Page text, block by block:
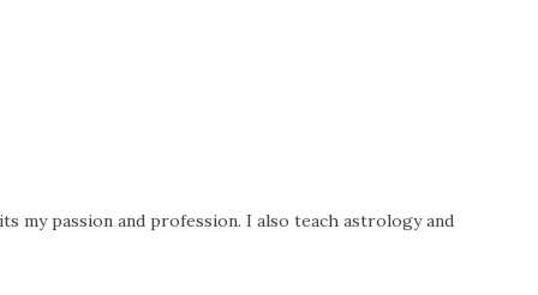
my passion and profession. I also teach astrology and